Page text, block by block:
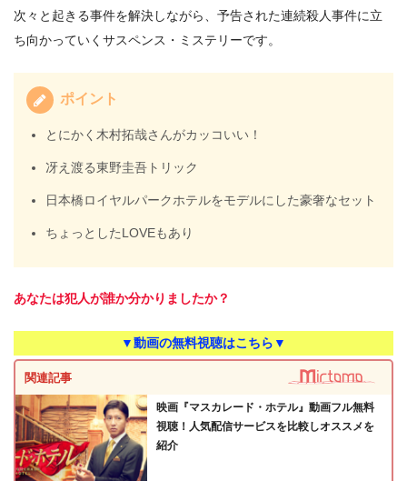
次々と起きる事件を解決しながら、予告された連続殺人事件に立
ち向かっていくサスペンス・ミステリーです。
ポイント
とにかく木村拓哉さんがカッコいい！
冴え渡る東野圭吾トリック
日本橋ロイヤルパークホテルをモデルにした豪奢なセット
ちょっとしたLOVEもあり
あなたは犯人が誰か分かりましたか？
▼動画の無料視聴はこちら▼
関連記事
映画『マスカレード・ホテル』動画フル無料
視聴！人気配信サービスを比較しオススメを
紹介